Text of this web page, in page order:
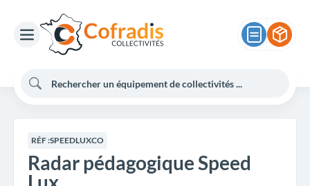
RÉF :SPEEDLUXCO
Radar pédagogique Speed